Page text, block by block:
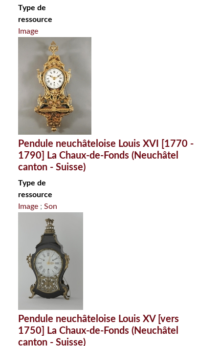
Type de
ressource
Image
Pendule neuchâteloise Louis XVI [1770 -
1790] La Chaux-de-Fonds (Neuchâtel
canton - Suisse)
Type de
ressource
Image
Son
Pendule neuchâteloise Louis XV [vers
1750] La Chaux-de-Fonds (Neuchâtel
canton - Suisse)